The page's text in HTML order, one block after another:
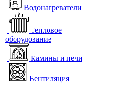
Водонагреватели
Тепловое
оборудование
Камины и печи
Вентиляция